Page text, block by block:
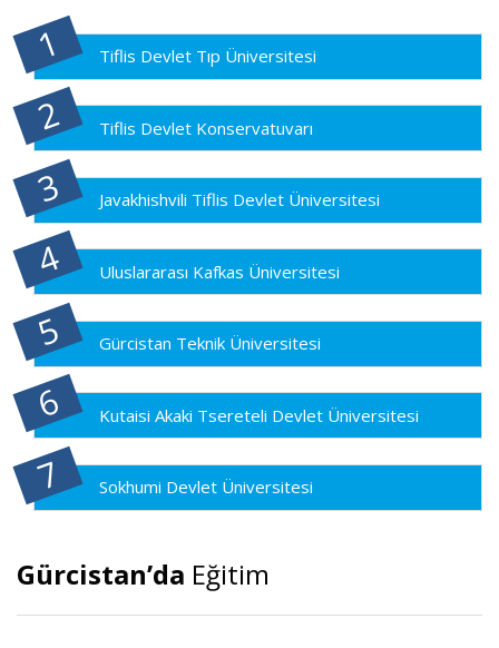
Tiflis Devlet Tıp Üniversitesi
Tiflis Devlet Konservatuvarı
Javakhishvili Tiflis Devlet Üniversitesi
Uluslararası Kafkas Üniversitesi
Gürcistan Teknik Üniversitesi
Kutaisi Akaki Tsereteli Devlet Üniversitesi
Sokhumi Devlet Üniversitesi
Gürcistan’da Eğitim